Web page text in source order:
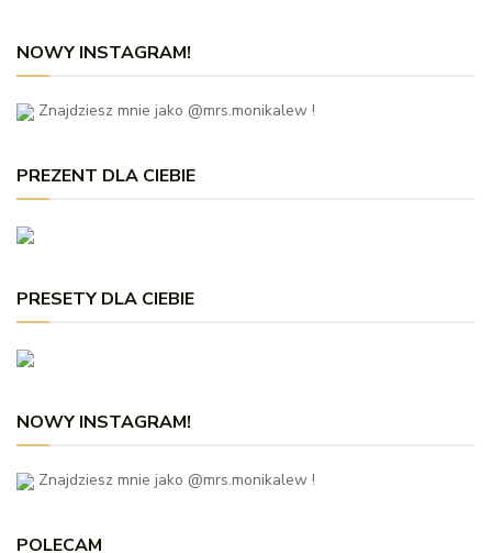
NOWY INSTAGRAM!
Znajdziesz mnie jako @mrs.monikalew !
PREZENT DLA CIEBIE
PRESETY DLA CIEBIE
NOWY INSTAGRAM!
Znajdziesz mnie jako @mrs.monikalew !
POLECAM